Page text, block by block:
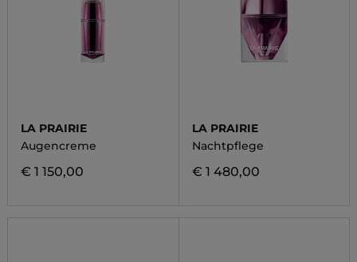
LA PRAIRIE
Augencreme
€ 1 150,00
LA PRAIRIE
Nachtpflege
€ 1 480,00